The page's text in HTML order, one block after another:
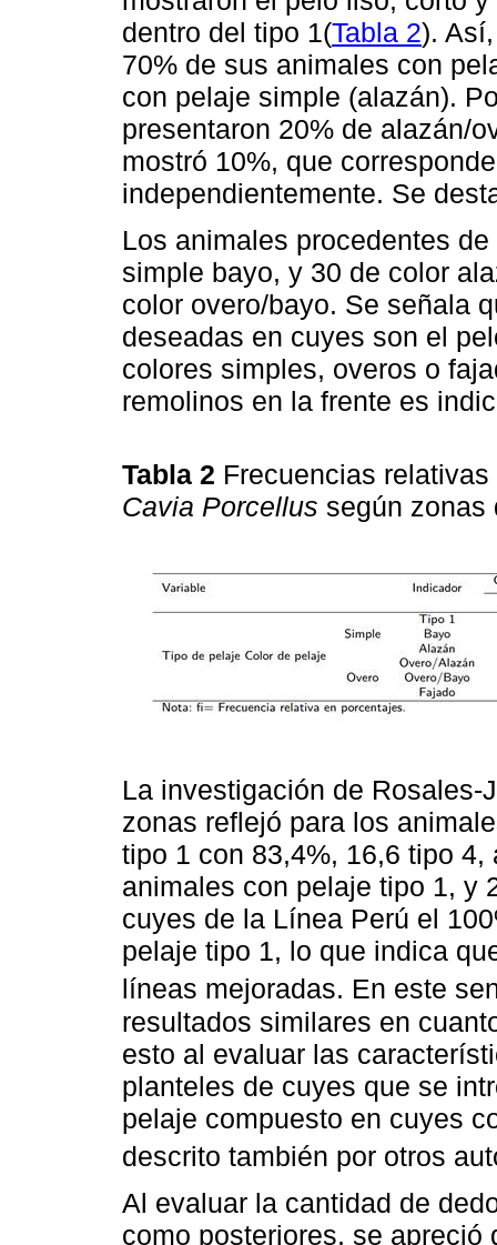
dentro del tipo 1(Tabla 2).
70% de sus animales con
con pelaje simple (alazán).
presentaron 20% de alazán/
mostró 10%, que
independientemente. Se
Los animales procedentes
simple bayo, y 30 de color
color overo/bayo. Se señala
deseadas en cuyes son el
colores simples, overos o
remolinos en la frente es
Tabla 2 Frecuencias
Cavia Porcellus según
La investigación de Rosales-
zonas reflejó para los
tipo 1 con 83,4%, 16,6 tipo
animales con pelaje tipo 1, y
cuyes de la Línea Perú el
pelaje tipo 1, lo que indica
líneas mejoradas. En este
resultados similares en
esto al evaluar las
planteles de cuyes que se
pelaje compuesto en cuyes
descrito también por otros
Al evaluar la cantidad de
como posteriores, se